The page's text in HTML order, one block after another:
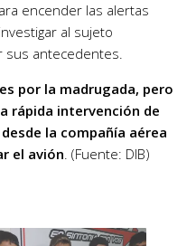
encender las alertas
al sujeto
sus antecedentes.
por la madrugada, pero
rápida intervención de
la compañía aérea
el avión. (Fuente: DIB)